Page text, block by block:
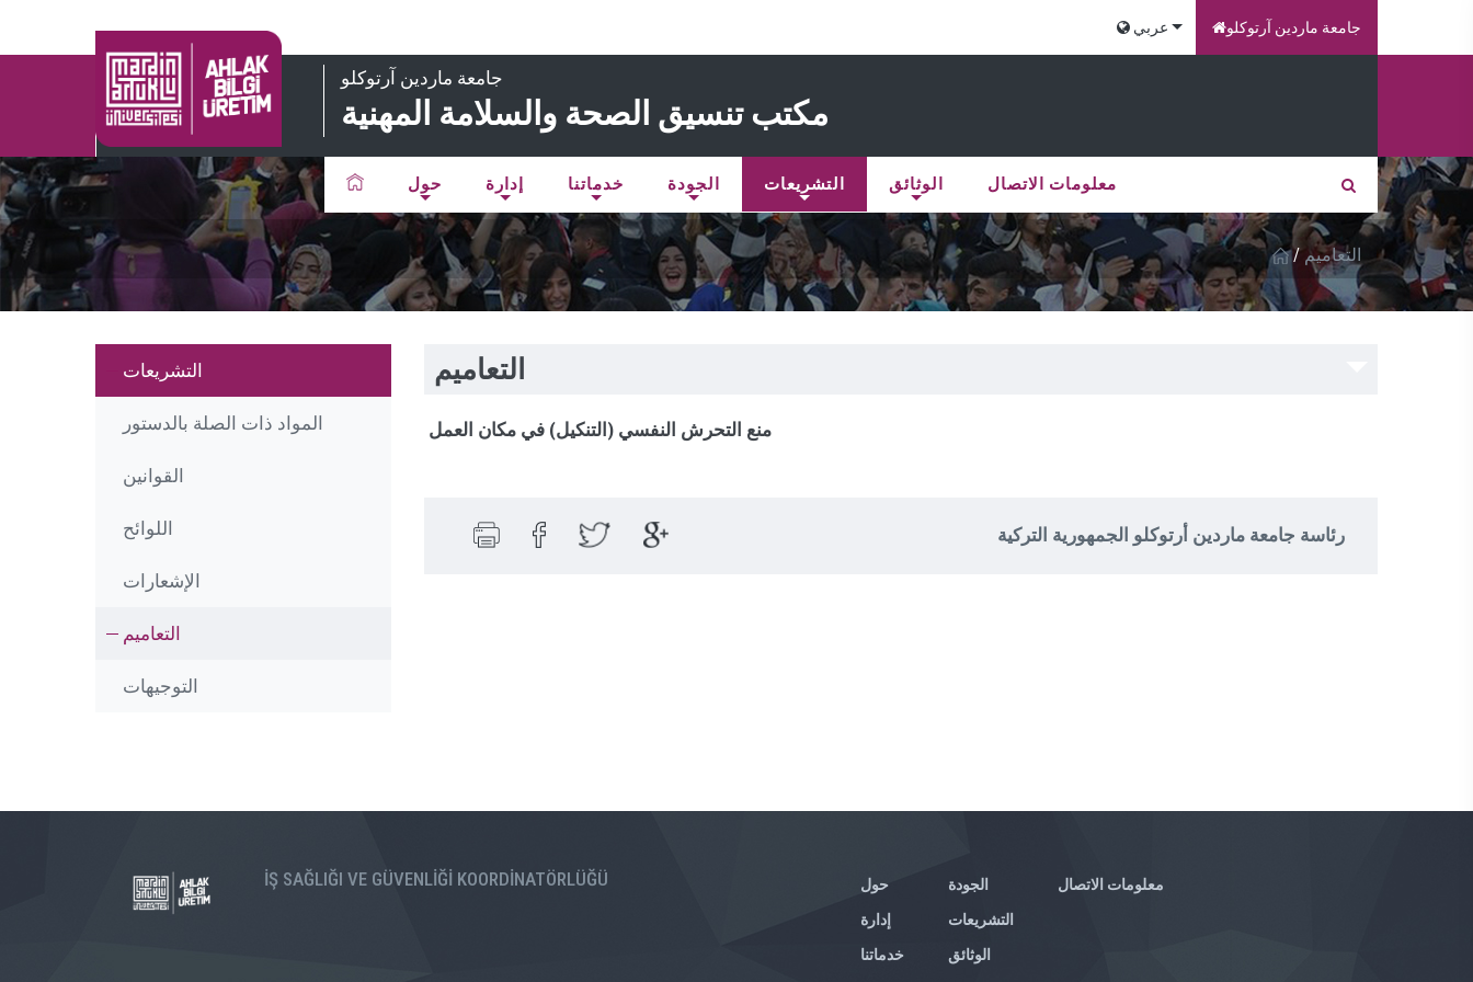
عربي جامعة ماردين آرتوكلو
جامعة ماردين آرتوكلو
مكتب تنسيق الصحة والسلامة المهنية
حول إدارة خدماتنا الجودة التشريعات الوثائق معلومات الاتصال
/ التعاميم
التشريعات
المواد ذات الصلة بالدستور
القوانين
اللوائح
الإشعارات
التعاميم
التوجيهات
التعاميم
منع التحرش النفسي (التنكيل) في مكان العمل
رئاسة جامعة ماردين أرتوكلو الجمهورية التركية
İŞ SAĞLIĞI VE GÜVENLİĞİ KOORDİNATÖRLÜĞÜ
حول
إدارة
خدماتنا
الجودة
التشريعات
الوثائق
معلومات الاتصال